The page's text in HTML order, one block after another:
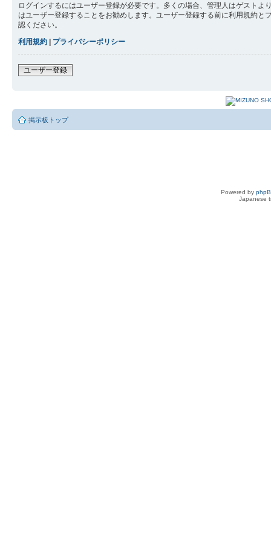
ログインするにはユーザー登録が必要です。多くの場合、管理人はゲスト
はユーザー登録することをお勧めします。ユーザー登録する前に利用規約
認ください。
利用規約 | プライバシーポリシー
ユーザー登録
掲示板トップ
Powered by
Japanese